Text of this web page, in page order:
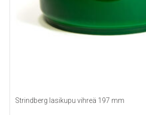
Strindberg lasikupu vihreä 197 mm